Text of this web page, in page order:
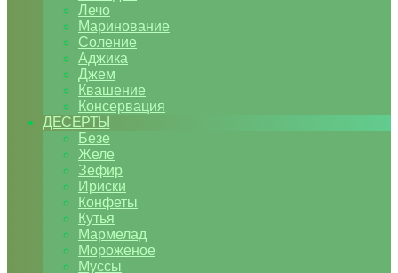
Лечо
Маринование
Соление
Аджика
Джем
Квашение
Консервация
ДЕСЕРТЫ
Безе
Желе
Зефир
Ириски
Конфеты
Кутья
Мармелад
Мороженое
Муссы